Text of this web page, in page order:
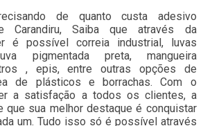
de quanto custa adesivo
Carandiru, Saiba que através da
é possível correia industrial, luvas
pigmentada preta, mangueira
, epis, entre outras opções de
de plásticos e borrachas. Com o
a satisfação a todos os clientes, a
que sua melhor destaque é conquistar
um. Tudo isso só é possível através